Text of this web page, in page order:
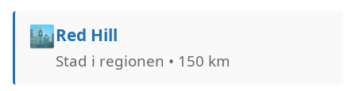
🏙️Red Hill
Stad i regionen • 150 km